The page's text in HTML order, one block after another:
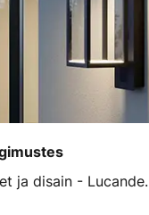
ja disain - Lucande.